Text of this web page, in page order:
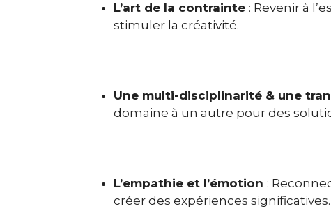
L’art de la contrainte : Revenir à
stimuler la créativité.
Une multi-disciplinarité & une
domaine à un autre pour des
L’empathie et l’émotion :
créer des expériences significatives.